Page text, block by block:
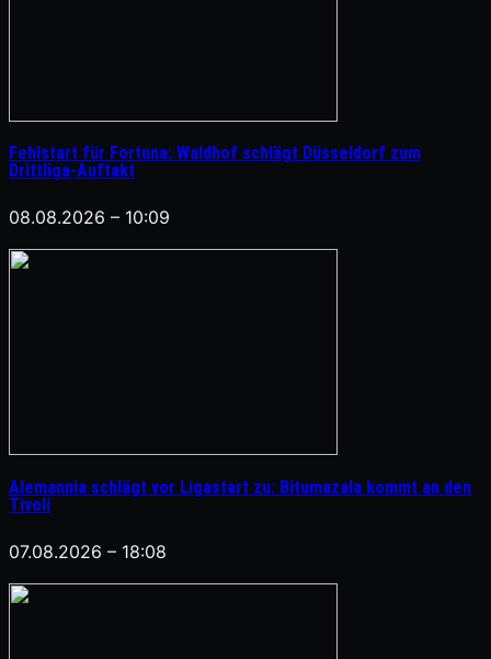
Fehlstart für Fortuna: Waldhof schlägt Düsseldorf zum
Drittliga-Auftakt
08.08.2026 – 10:09
Alemannia schlägt vor Ligastart zu: Bitumazala kommt an den
Tivoli
07.08.2026 – 18:08